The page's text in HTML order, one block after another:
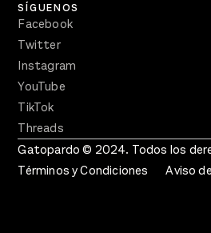
SÍGUENOS
Facebook
Twitter
Instagram
YouTube
TikTok
Threads
Gatopardo © 2024. Todos los
Términos y Condiciones
Aviso